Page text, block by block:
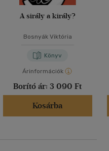
A sirály a király?
Bosnyák Viktória
Könyv
Árinformációk
Borító ár: 3 090 Ft
Kosárba